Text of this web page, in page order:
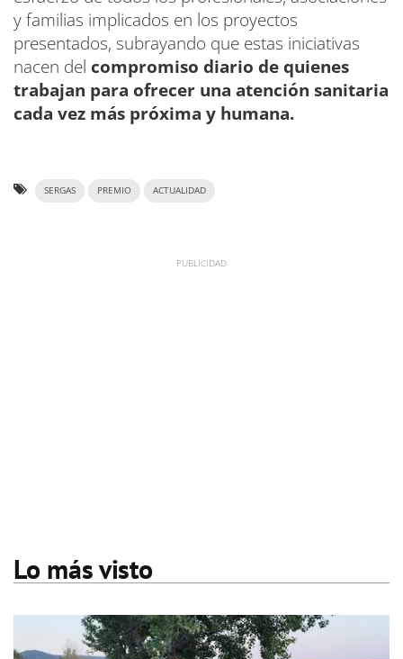
y familias implicados en los proyectos
presentados, subrayando que estas iniciativas
nacen del compromiso diario de quienes
trabajan para ofrecer una atención sanitaria
cada vez más próxima y humana.
SERGAS PREMIO ACTUALIDAD
Lo más visto